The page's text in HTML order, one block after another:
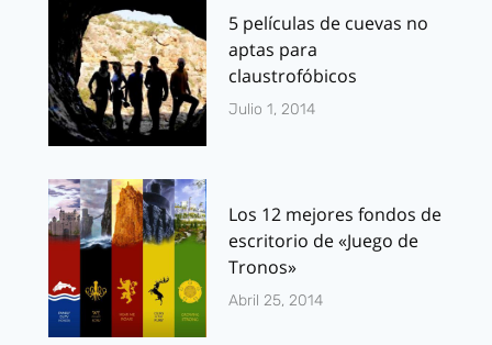
5 películas de cuevas no
aptas para
claustrofóbicos
Julio 1, 2014
Los 12 mejores fondos de
escritorio de «Juego de
Tronos»
Abril 25, 2014